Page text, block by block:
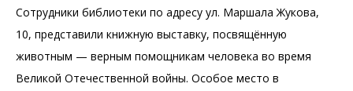
Сотрудники библиотеки по адресу ул. Маршала Жукова,
10, представили книжную выставку, посвящённую
животным — верным помощникам человека во время
Великой Отечественной войны. Особое место в